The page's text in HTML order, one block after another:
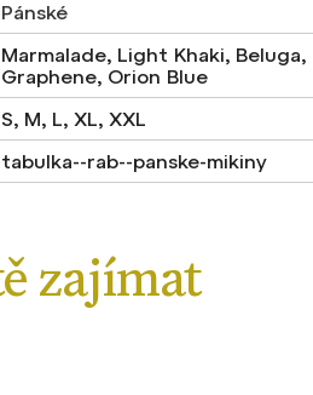
Pánské
Marmalade, Light Khaki, Beluga,
Graphene, Orion Blue
S, M, L, XL, XXL
tabulka--rab--panske-mikiny